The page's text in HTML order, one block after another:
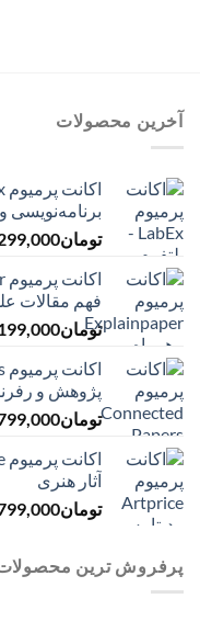
آخرین محصولات
برنامه‌نویسی
تومان
فهم مقالات
تومان
پژوهش و
تومان
آثار هنری
تومان
پرفروش ترین